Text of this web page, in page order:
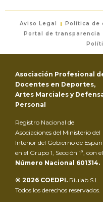
Aviso Legal Política de
Portal de transparencia
Asociación Profesional
Docentes en Deportes,
Artes Marciales y
Personal
Registro Nacional de
Asociaciones del Ministerio del
Interior del Gobierno de
en el Grupo 1, Sección 1ª, con el
Número Nacional 601314.
© 2026 COEDPI. Riulab S.L.
Todos los derechos reservados.